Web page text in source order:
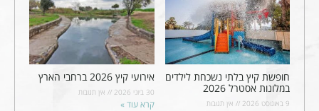
חופשת קיץ בלתי נשכחת לילדים
במלונות אסטרל 2026
9 באוגוסט 2026 אין תגובות
אירועי קיץ 2026 ברחבי הארץ
30 ביוני 2026 אין תגובות
קרא עוד »